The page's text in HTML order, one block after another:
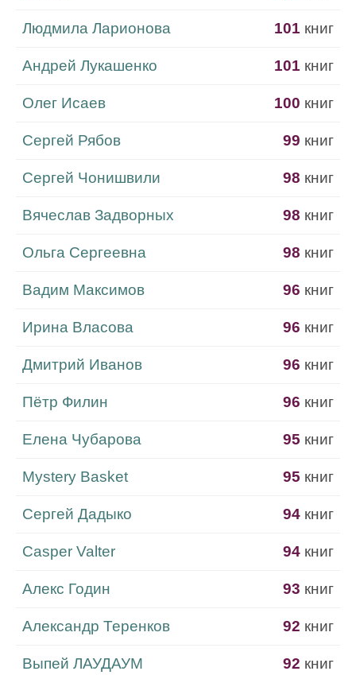
Людмила Ларионова 101 книг
Андрей Лукашенко 101 книг
Олег Исаев 100 книг
Сергей Рябов 99 книг
Сергей Чонишвили 98 книг
Вячеслав Задворных 98 книг
Ольга Сергеевна 98 книг
Вадим Максимов 96 книг
Ирина Власова 96 книг
Дмитрий Иванов 96 книг
Пётр Филин 96 книг
Елена Чубарова 95 книг
Mystery Basket 95 книг
Сергей Дадыко 94 книг
Casper Valter 94 книг
Алекс Годин 93 книг
Александр Теренков 92 книг
Выпей ЛАУДАУМ 92 книг